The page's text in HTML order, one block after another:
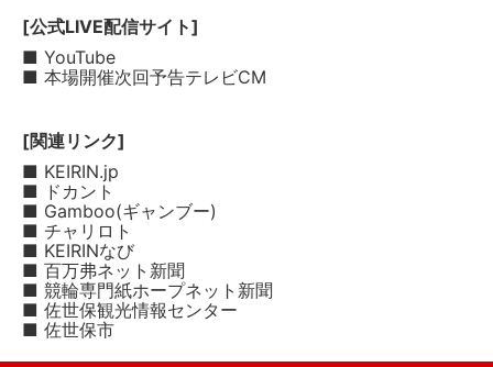
[公式LIVE配信サイト]
■ YouTube
■ 本場開催次回予告テレビCM
[関連リンク]
■ KEIRIN.jp
■ ドカント
■ Gamboo(ギャンブー)
■ チャリロト
■ KEIRINなび
■ 百万弗ネット新聞
■ 競輪専門紙ホープネット新聞
■ 佐世保観光情報センター
■ 佐世保市